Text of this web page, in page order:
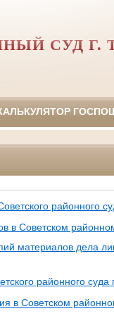
СУД Г.
районного
в Советском
материалов дела
районного суда
в Советском